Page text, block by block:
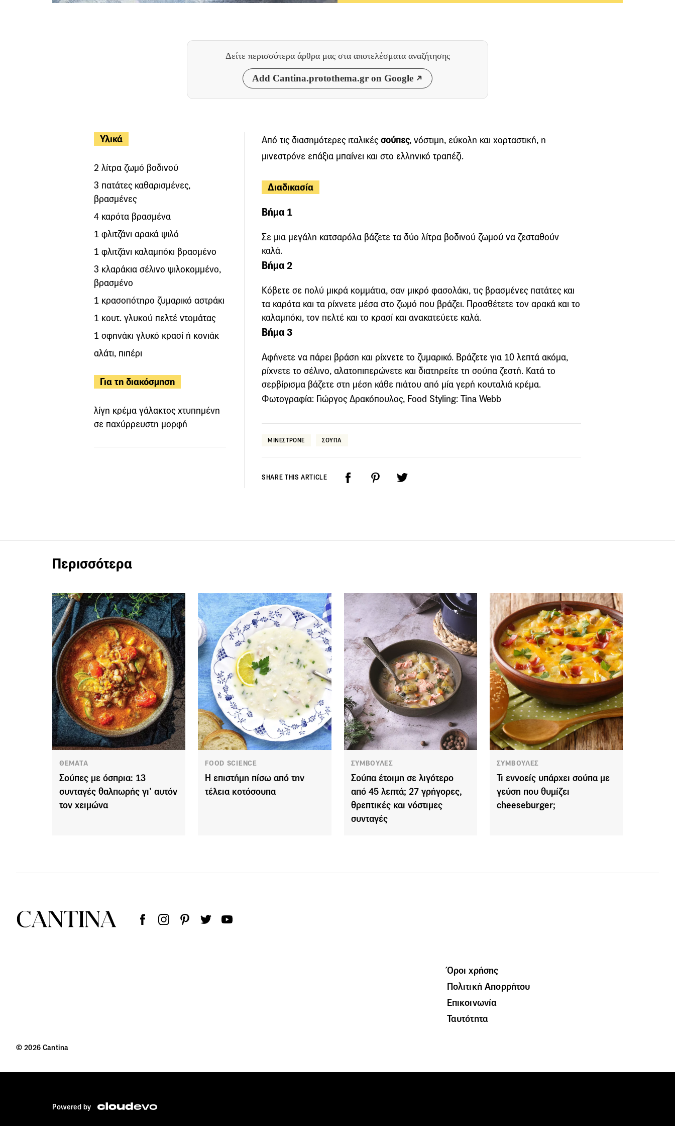
Δείτε περισσότερα άρθρα μας στα αποτελέσματα αναζήτησης
Add Cantina.protothema.gr on Google
Υλικά
2 λίτρα ζωμό βοδινού
3 πατάτες καθαρισμένες,
βρασμένες
4 καρότα βρασμένα
1 φλιτζάνι αρακά ψιλό
1 φλιτζάνι καλαμπόκι βρασμένο
3 κλαράκια σέλινο ψιλοκομμένο,
βρασμένο
1 κρασοπότηρο ζυμαρικό αστράκι
1 κουτ. γλυκού πελτέ ντομάτας
1 σφηνάκι γλυκό κρασί ή κονιάκ
αλάτι, πιπέρι
Για τη διακόσμηση
λίγη κρέμα γάλακτος χτυπημένη
σε παχύρρευστη μορφή
Από τις διασημότερες ιταλικές σούπες, νόστιμη, εύκολη και χορταστική, η
μινεστρόνε επάξια μπαίνει και στο ελληνικό τραπέζι.
Διαδικασία
Βήμα 1
Σε μια μεγάλη κατσαρόλα βάζετε τα δύο λίτρα βοδινού ζωμού να ζεσταθούν
καλά.
Βήμα 2
Κόβετε σε πολύ μικρά κομμάτια, σαν μικρό φασολάκι, τις βρασμένες πατάτες και
τα καρότα και τα ρίχνετε μέσα στο ζωμό που βράζει. Προσθέτετε τον αρακά και το
καλαμπόκι, τον πελτέ και το κρασί και ανακατεύετε καλά.
Βήμα 3
Αφήνετε να πάρει βράση και ρίχνετε το ζυμαρικό. Βράζετε για 10 λεπτά ακόμα,
ρίχνετε το σέλινο, αλατοπιπερώνετε και διατηρείτε τη σούπα ζεστή. Κατά το
σερβίρισμα βάζετε στη μέση κάθε πιάτου από μία γερή κουταλιά κρέμα.
Φωτογραφία: Γιώργος Δρακόπουλος, Food Styling: Tina Webb
ΜΙΝΕΣΤΡΟΝΕ ΣΟΥΠΑ
SHARE THIS ARTICLE
Περισσότερα
ΘΕΜΑΤΑ
Σούπες με όσπρια: 13
συνταγές θαλπωρής γι’ αυτόν
τον χειμώνα
FOOD SCIENCE
Η επιστήμη πίσω από την
τέλεια κοτόσουπα
ΣΥΜΒΟΥΛΕΣ
Σούπα έτοιμη σε λιγότερο
από 45 λεπτά; 27 γρήγορες,
θρεπτικές και νόστιμες
συνταγές
ΣΥΜΒΟΥΛΕΣ
Τι εννοείς υπάρχει σούπα με
γεύση που θυμίζει
cheeseburger;
Όροι χρήσης
Πολιτική Απορρήτου
Επικοινωνία
Ταυτότητα
© 2026 Cantina
Powered by